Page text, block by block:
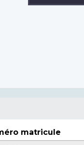
matricule